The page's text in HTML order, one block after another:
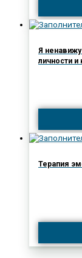
Я
Терапия